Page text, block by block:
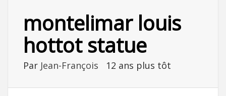
montelimar louis
hottot statue
Par Jean-François 12 ans plus tôt